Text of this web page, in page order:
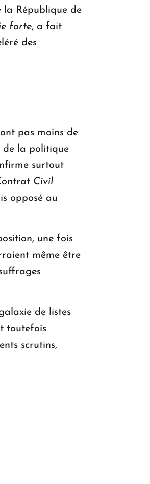
la République de
forte, a fait
des
pas moins de
de la politique
surtout
Civil
opposé au
une fois
même être
de listes
toutefois
scrutins,